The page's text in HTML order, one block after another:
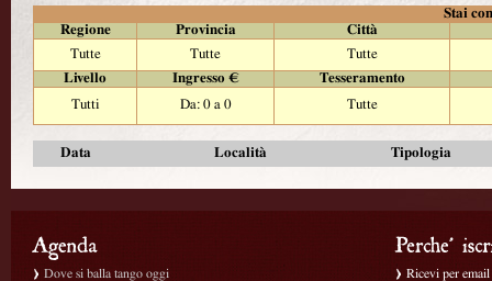
Stai
Regione
Provincia
Città
Tutte
Tutte
Tutte
Livello
Ingresso €
Tesseramento
Tutti
Da: 0 a 0 Tutte
Data Località Tipologia
Dove si balla tango oggi
Ricevi per